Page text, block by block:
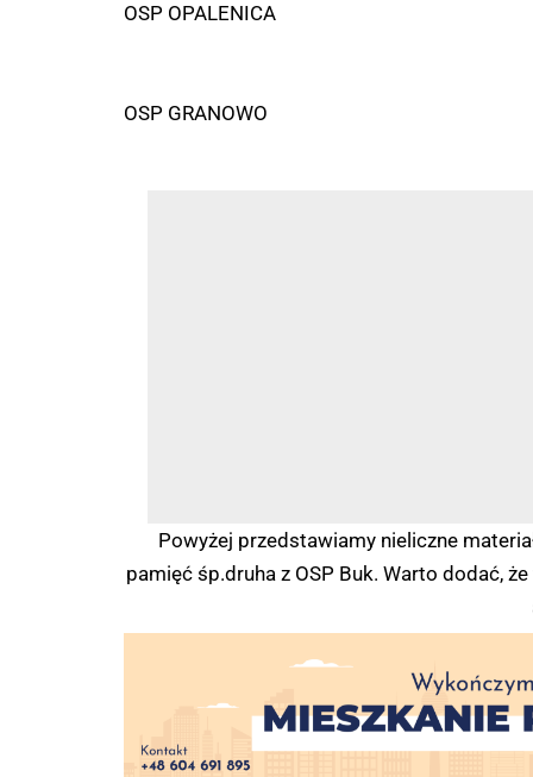
OSP OPALENICA
OSP GRANOWO
Powyżej przedstawiamy nieliczne
pamięć śp.druha z OSP Buk. Warto dodać,